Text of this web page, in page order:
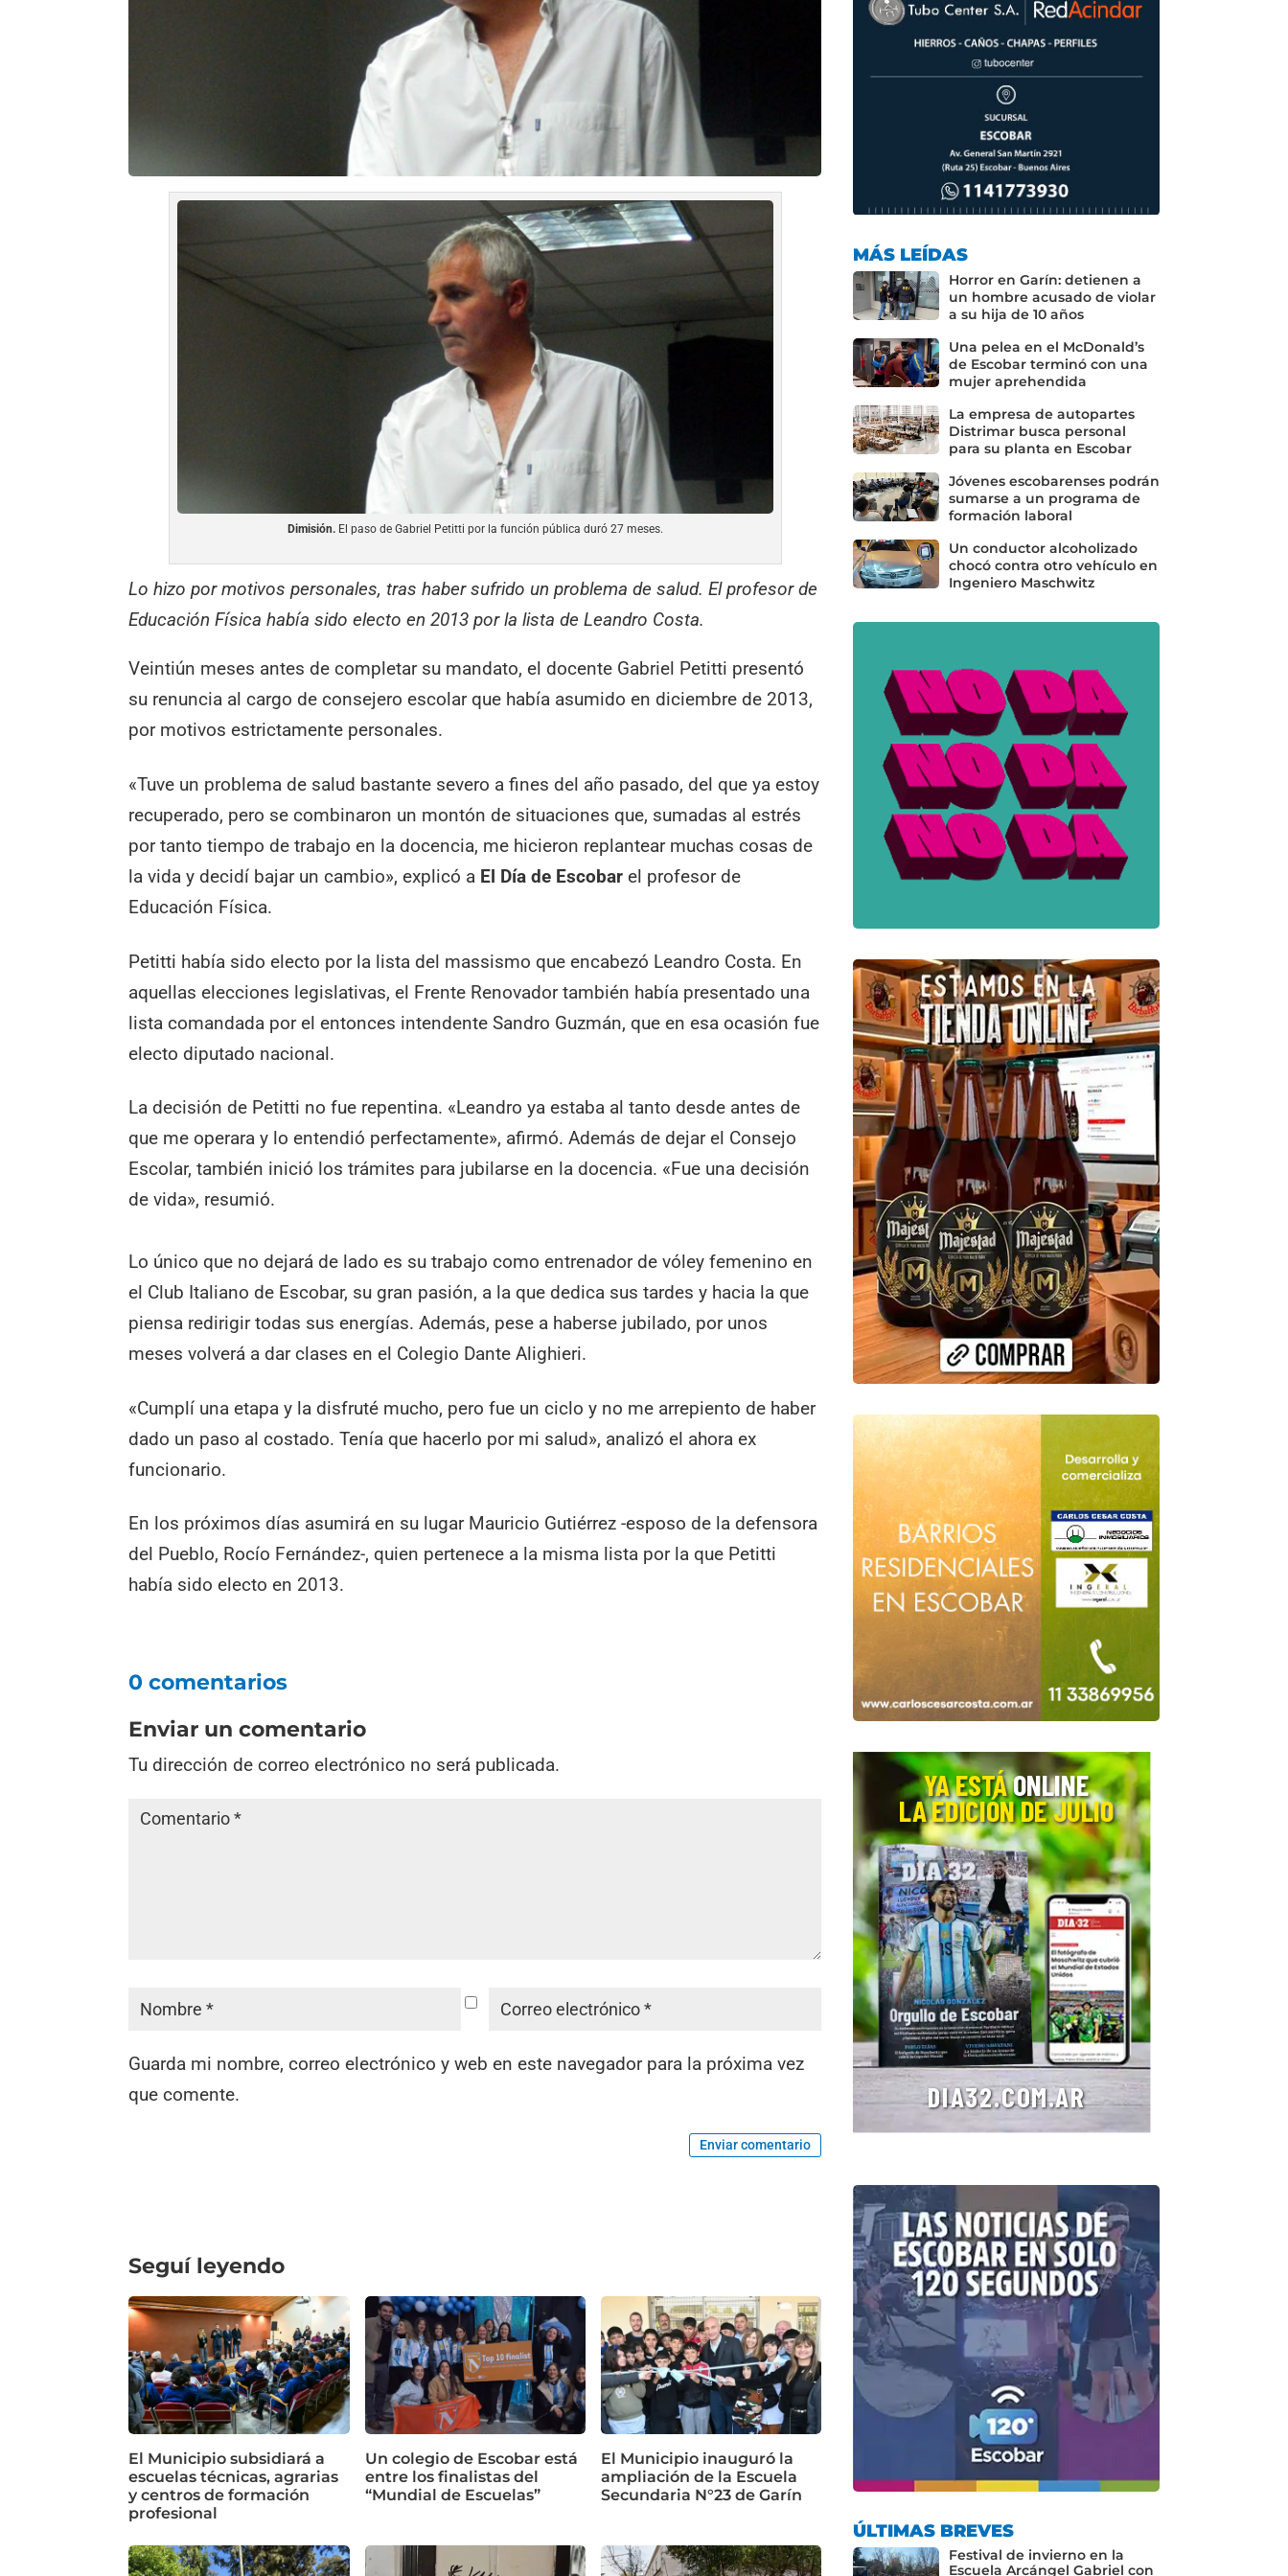
Dimisión.El paso de Gabriel Petitti por la función pública duró 27 meses.
Lo hizo por motivos personales, tras haber sufrido un problema de salud. El profesor de
Educación Física había sido electo en 2013 por la lista de Leandro Costa.
Veintiún meses antes de completar su mandato, el docente Gabriel Petitti presentó
su renuncia al cargo de consejero escolar que había asumido en diciembre de 2013,
por motivos estrictamente personales.
«Tuve un problema de salud bastante severo a fines del año pasado, del que ya estoy
recuperado, pero se combinaron un montón de situaciones que, sumadas al estrés
por tanto tiempo de trabajo en la docencia, me hicieron replantear muchas cosas de
la vida y decidí bajar un cambio», explicó a El Día de Escobar el profesor de
Educación Física.
Petitti había sido electo por la lista del massismo que encabezó Leandro Costa. En
aquellas elecciones legislativas, el Frente Renovador también había presentado una
lista comandada por el entonces intendente Sandro Guzmán, que en esa ocasión fue
electo diputado nacional.
La decisión de Petitti no fue repentina. «Leandro ya estaba al tanto desde antes de
que me operara y lo entendió perfectamente», afirmó. Además de dejar el Consejo
Escolar, también inició los trámites para jubilarse en la docencia. «Fue una decisión
de vida», resumió.
Lo único que no dejará de lado es su trabajo como entrenador de vóley femenino en
el Club Italiano de Escobar, su gran pasión, a la que dedica sus tardes y hacia la que
piensa redirigir todas sus energías. Además, pese a haberse jubilado, por unos
meses volverá a dar clases en el Colegio Dante Alighieri.
«Cumplí una etapa y la disfruté mucho, pero fue un ciclo y no me arrepiento de haber
dado un paso al costado. Tenía que hacerlo por mi salud», analizó el ahora ex
funcionario.
En los próximos días asumirá en su lugar Mauricio Gutiérrez -esposo de la defensora
del Pueblo, Rocío Fernández-, quien pertenece a la misma lista por la que Petitti
había sido electo en 2013.
0 comentarios
Enviar un comentario
Tu dirección de correo electrónico no será publicada.
Guarda mi nombre, correo electrónico y web en este navegador para la próxima vez
que comente.
Enviar comentario
Seguí leyendo
El Municipio subsidiará a
escuelas técnicas, agrarias
y centros de formación
profesional
Un colegio de Escobar está
entre los finalistas del
“Mundial de Escuelas”
El Municipio inauguró la
ampliación de la Escuela
Secundaria N°23 de Garín
MÁS LEÍDAS
Horror en Garín: detienen a
un hombre acusado de violar
a su hija de 10 años
Una pelea en el McDonald’s
de Escobar terminó con una
mujer aprehendida
La empresa de autopartes
Distrimar busca personal
para su planta en Escobar
Jóvenes escobarenses podrán
sumarse a un programa de
formación laboral
Un conductor alcoholizado
chocó contra otro vehículo en
Ingeniero Maschwitz
ÚLTIMAS BREVES
Festival de invierno en la
Escuela Arcángel Gabriel con